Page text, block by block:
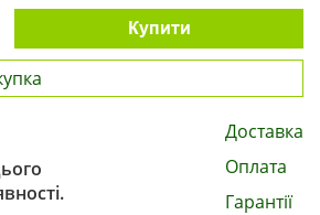
Купити
Доставка
Оплата
Гарантії